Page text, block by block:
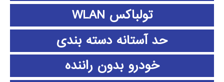
تولباکس WLAN
حد آستانه دسته بندی
خودرو بدون راننده